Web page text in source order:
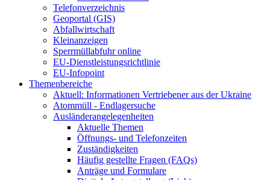
Telefonverzeichnis
Geoportal (GIS)
Abfallwirtschaft
Kleinanzeigen
Sperrmüllabfuhr online
EU-Dienstleistungsrichtlinie
EU-Infopoint
Themenbereiche
Aktuell: Informationen Vertriebener aus der Ukraine
Atommüll - Endlagersuche
Ausländerangelegenheiten
Aktuelle Themen
Öffnungs- und Telefonzeiten
Zuständigkeiten
Häufig gestellte Fragen (FAQs)
Anträge und Formulare